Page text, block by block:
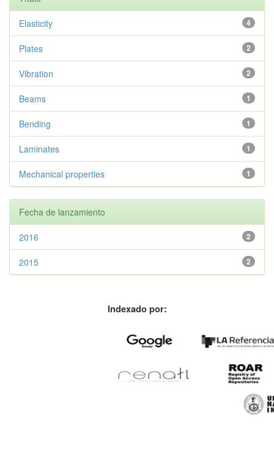
4
Elasticity
2
Plates
2
Vibration
1
Beams
1
Bending
1
Laminates
1
Mechanical properties
Fecha de lanzamiento
2
2016
2
2015
Indexado por: